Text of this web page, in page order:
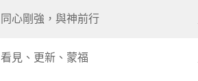
同心剛強，與神前行
看見、更新、蒙福